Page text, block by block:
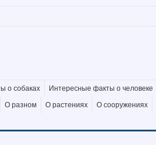
о собаках
Интересные факты о человеке
О разном О растениях О сооружениях